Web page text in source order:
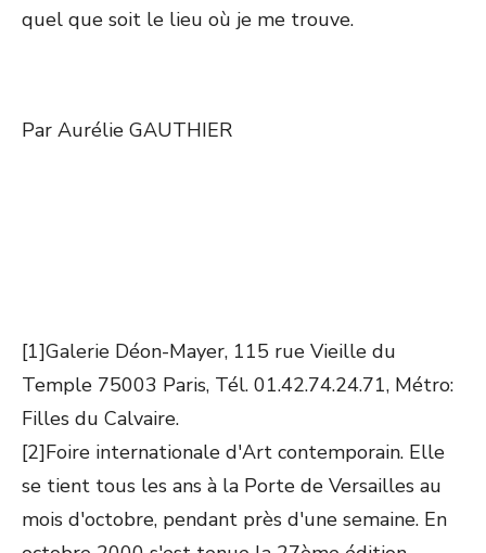
quel que soit le lieu où je me trouve.
Par Aurélie GAUTHIER
[1]Galerie Déon-Mayer, 115 rue Vieille du
Temple 75003 Paris, Tél. 01.42.74.24.71, Métro:
Filles du Calvaire.
[2]Foire internationale d'Art contemporain. Elle
se tient tous les ans à la Porte de Versailles au
mois d'octobre, pendant près d'une semaine. En